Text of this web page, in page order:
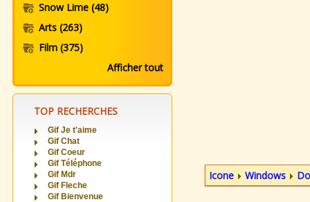
Snow Lime (48)
Arts (263)
Film (375)
Afficher tout
TOP RECHERCHES
Gif Je t'aime
Gif Chat
Gif Coeur
Gif Téléphone
Gif Mdr
Gif Fleche
Gif Bienvenue
Icone Windows